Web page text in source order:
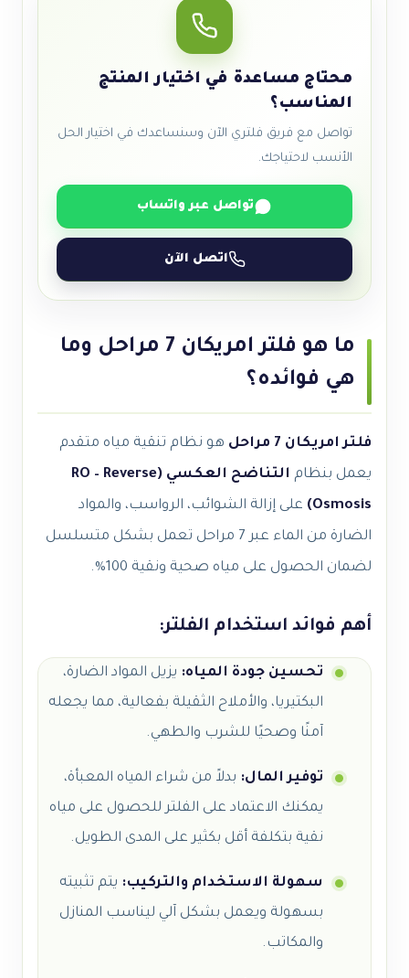
محتاج مساعدة في اختيار المنتج
المناسب؟
تواصل مع فريق فلتري الآن وسنساعدك في اختيار الحل
الأنسب لاحتياجك.
تواصل عبر واتساب
اتصل الآن
ما هو فلتر امريكان 7 مراحل وما
هي فوائده؟
فلتر امريكان 7 مراحل
هو نظام تنقية مياه متقدم
يعمل بنظام
التناضح العكسي (RO – Reverse
Osmosis)
على إزالة الشوائب، الرواسب، والمواد
الضارة من الماء عبر 7 مراحل تعمل بشكل متسلسل
لضمان الحصول على مياه صحية ونقية 100%.
أهم فوائد استخدام الفلتر:
تحسين جودة المياه: يزيل المواد الضارة،
البكتيريا، والأملاح الثقيلة بفعالية، مما يجعله
آمنًا وصحيًا للشرب والطهي.
توفير المال: بدلاً من شراء المياه المعبأة،
يمكنك الاعتماد على الفلتر للحصول على مياه
نقية بتكلفة أقل بكثير على المدى الطويل.
سهولة الاستخدام والتركيب: يتم تثبيته
بسهولة ويعمل بشكل آلي ليناسب المنازل
والمكاتب.